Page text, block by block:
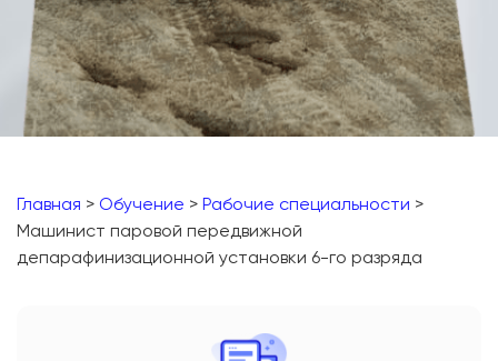
Главная > Обучение > Рабочие специальности >
Машинист паровой передвижной
депарафинизационной установки 6-го разряда